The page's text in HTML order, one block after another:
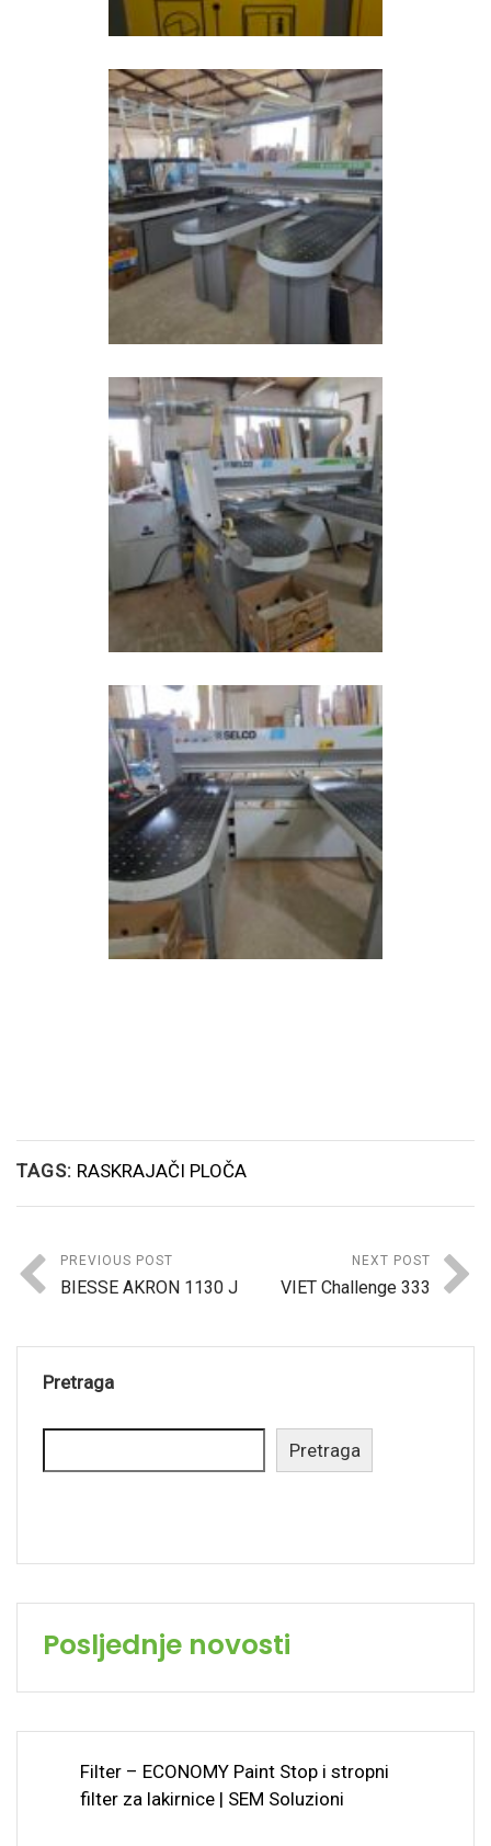
TAGS: RASKRAJAČI PLOČA
PREVIOUS POST
BIESSE AKRON 1130 J
NEXT POST
VIET Challenge 333
Pretraga
Pretraga
Posljednje novosti
Filter – ECONOMY Paint Stop i stropni
filter za lakirnice | SEM Soluzioni